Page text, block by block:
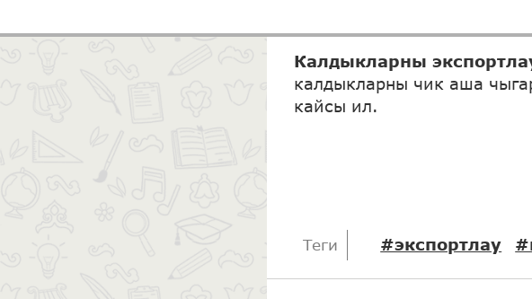
Калдыкларны
калдыкларны чик аша
кайсы ил.
Теги #экспортлау